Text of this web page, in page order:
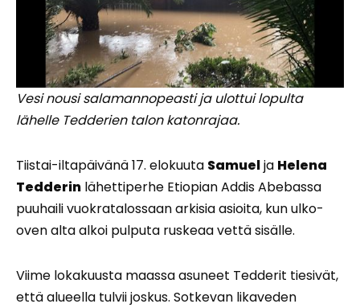
Vesi nousi salamannopeasti ja ulottui lopulta
lähelle Tedderien talon katonrajaa.
Tiistai-iltapäivänä 17. elokuuta Samuelja Helena
Tedderin lähettiperhe Etiopian Addis Abebassa
puuhaili vuokratalossaan arkisia asioita, kun ulko-
oven alta alkoi pulputa ruskeaa vettä sisälle.
Viime lokakuusta maassa asuneet Tedderit tiesivät,
että alueella tulvii joskus. Sotkevan likaveden